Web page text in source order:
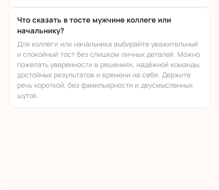
Что сказать в тосте мужчине коллеге или
начальнику?
Для коллеги или начальника выбирайте уважительный
и спокойный тост без слишком личных деталей. Можно
пожелать уверенности в решениях, надёжной команды,
достойных результатов и времени на себя. Держите
речь короткой, без фамильярности и двусмысленных
шуток.